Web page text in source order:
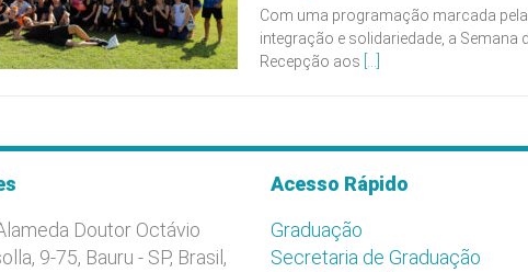
Com uma programação marcada
integração e solidariedade, a Semana
Recepção aos
Doutor Octávio
9-75, Bauru - SP, Brasil,
Acesso Rápido
Graduação
Secretaria de Graduação